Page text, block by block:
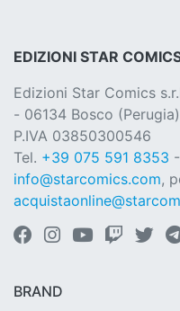
EDIZIONI STAR
Edizioni Star Comics
- 06134 Bosco (Perugia)
P.IVA 03850300546
Tel. +39 075 591 8353
info@starcomics.com,
BRAND